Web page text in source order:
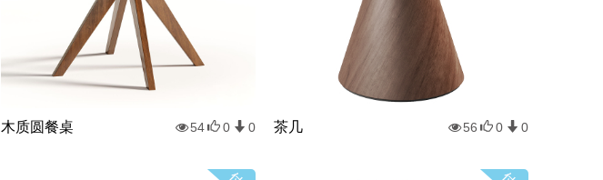
木质圆餐桌 54 0 0 茶几 56 0 0